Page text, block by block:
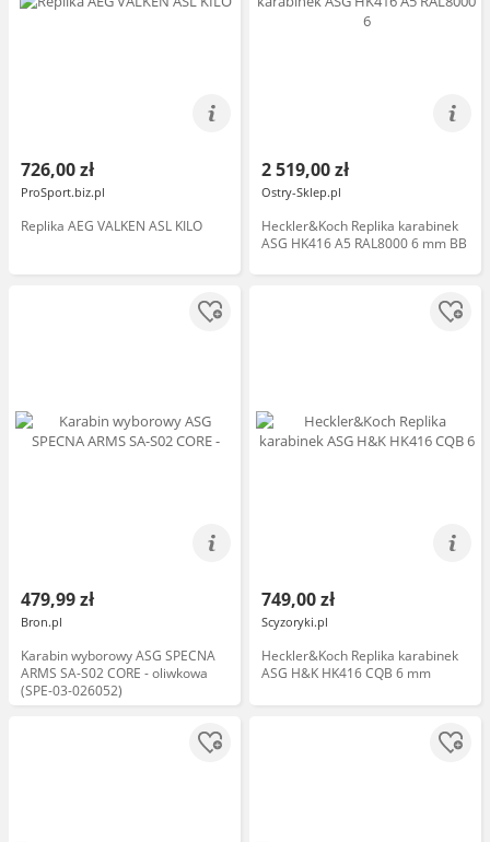
726,00 zł
ProSport.biz.pl
Replika AEG VALKEN ASL KILO
2 519,00 zł
Ostry-Sklep.pl
Heckler&Koch Replika karabinek
ASG HK416 A5 RAL8000 6 mm BB
479,99 zł
Bron.pl
Karabin wyborowy ASG SPECNA
ARMS SA-S02 CORE - oliwkowa
(SPE-03-026052)
749,00 zł
Scyzoryki.pl
Heckler&Koch Replika karabinek
ASG H&K HK416 CQB 6 mm